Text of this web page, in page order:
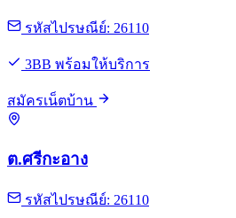
รหัสไปรษณีย์: 26110
3BB พร้อมให้บริการ
สมัครเน็ตบ้าน
ต.ศรีกะอาง
รหัสไปรษณีย์: 26110